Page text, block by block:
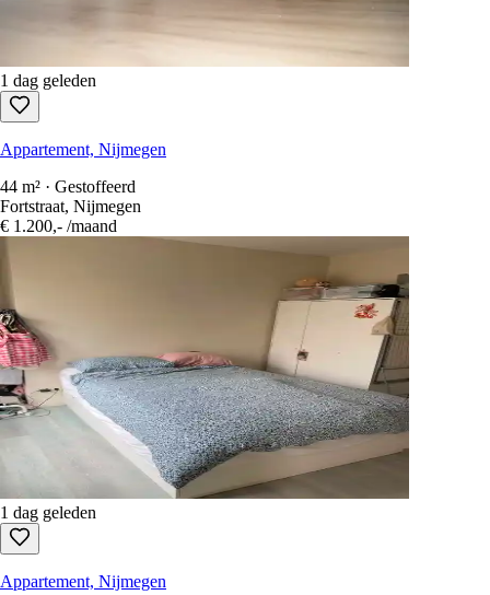
1 dag geleden
Appartement, Nijmegen
44 m² · Gestoffeerd
Fortstraat, Nijmegen
€ 1.200,- /maand
1 dag geleden
Appartement, Nijmegen